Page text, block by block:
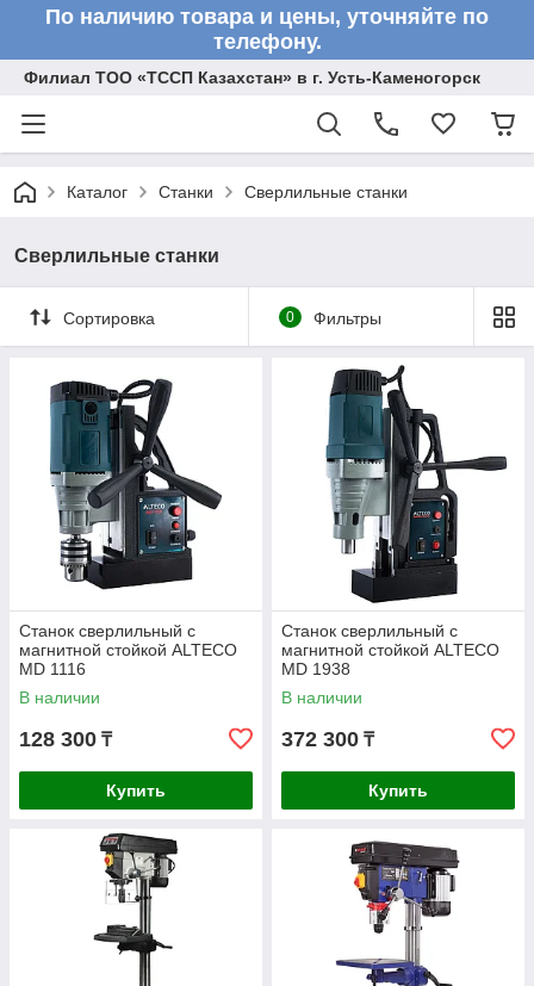
По наличию товара и цены, уточняйте по
телефону.
Филиал ТОО «ТССП Казахстан» в г. Усть-Каменогорск
Каталог Станки Сверлильные станки
Сверлильные станки
Сортировка 0 Фильтры
Станок сверлильный с
магнитной стойкой ALTECO
MD 1116
В наличии
128 300 ₸
Купить
Станок сверлильный с
магнитной стойкой ALTECO
MD 1938
В наличии
372 300 ₸
Купить